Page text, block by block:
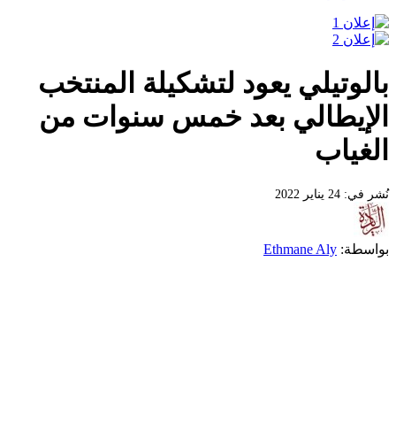
بالوتيلي يعود لتشكيلة المنتخب
الإيطالي بعد خمس سنوات من
الغياب
نُشر في: 24 يناير 2022
بواسطة: Ethmane Aly